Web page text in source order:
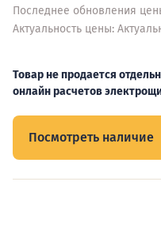
Последнее обновления
Актуальность цены:
Товар не продается
онлайн расчетов
Посмотреть наличие